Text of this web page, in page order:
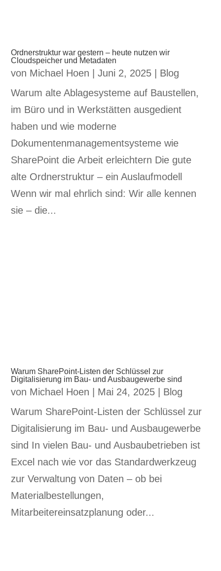
Ordnerstruktur war gestern – heute nutzen wir
Cloudspeicher und Metadaten
von Michael Hoen |Juni 2, 2025
Blog
Warum alte Ablagesysteme auf Baustellen,
im Büro und in Werkstätten ausgedient
haben und wie moderne
Dokumentenmanagementsysteme wie
SharePoint die Arbeit erleichtern Die gute
alte Ordnerstruktur – ein Auslaufmodell
Wenn wir mal ehrlich sind: Wir alle kennen
sie – die...
Warum SharePoint-Listen der Schlüssel zur
Digitalisierung im Bau- und Ausbaugewerbe sind
von Michael Hoen Mai 24, 2025
Blog
Warum SharePoint-Listen der Schlüssel zur
Digitalisierung im Bau- und Ausbaugewerbe
sind In vielen Bau- und Ausbaubetrieben ist
Excel nach wie vor das Standardwerkzeug
zur Verwaltung von Daten – ob bei
Materialbestellungen,
Mitarbeitereinsatzplanung oder...